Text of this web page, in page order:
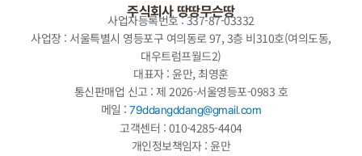
로그인
주식회사 땅땅무슨땅
사업자등록번호 : 337-87-03332
사업장 : 서울특별시 영등포구 여의동로 97, 3층 비310호(여의도동,
대우트럼프월드2)
대표자 : 윤만, 최영훈
통신판매업 신고 : 제 2026-서울영등포-0983 호
메일 :79ddangddang@gmail.com
고객센터 : 010-4285-4404
개인정보책임자 : 윤만